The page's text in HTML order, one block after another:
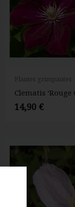
Plantes grimpantes
Clematis ‘Rouge
14,90 €